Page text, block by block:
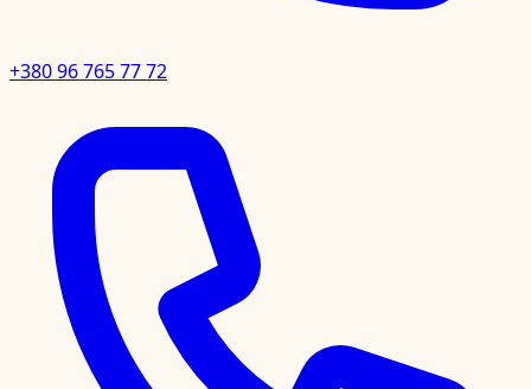
+380 96 765 77 72